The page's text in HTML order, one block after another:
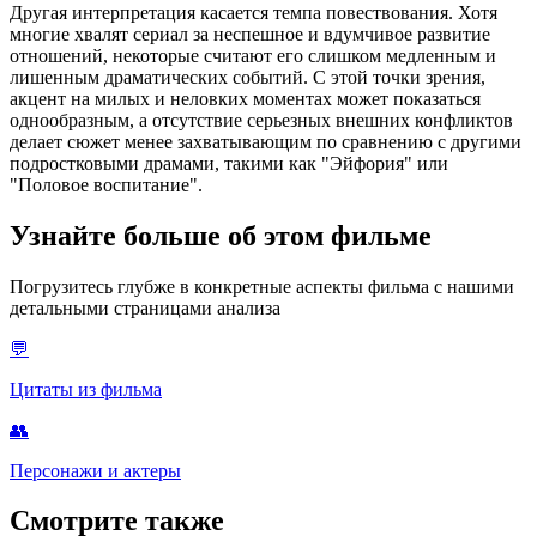
Другая интерпретация касается темпа повествования. Хотя
многие хвалят сериал за неспешное и вдумчивое развитие
отношений, некоторые считают его слишком медленным и
лишенным драматических событий. С этой точки зрения,
акцент на милых и неловких моментах может показаться
однообразным, а отсутствие серьезных внешних конфликтов
делает сюжет менее захватывающим по сравнению с другими
подростковыми драмами, такими как "Эйфория" или
"Половое воспитание".
Узнайте больше об этом фильме
Погрузитесь глубже в конкретные аспекты фильма с нашими
детальными страницами анализа
💬
Цитаты из фильма
👥
Персонажи и актеры
Смотрите также